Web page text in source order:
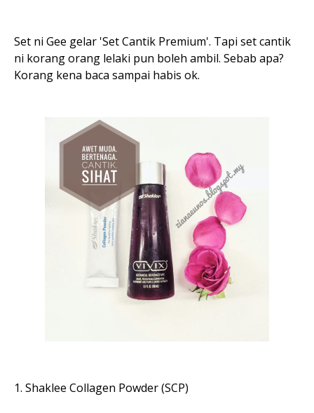
Set ni Gee gelar 'Set Cantik Premium'. Tapi set cantik
ni korang orang lelaki pun boleh ambil. Sebab apa?
Korang kena baca sampai habis ok.
1. Shaklee Collagen Powder (SCP)